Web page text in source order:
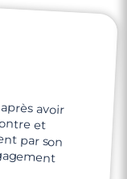
avoir
et
par son